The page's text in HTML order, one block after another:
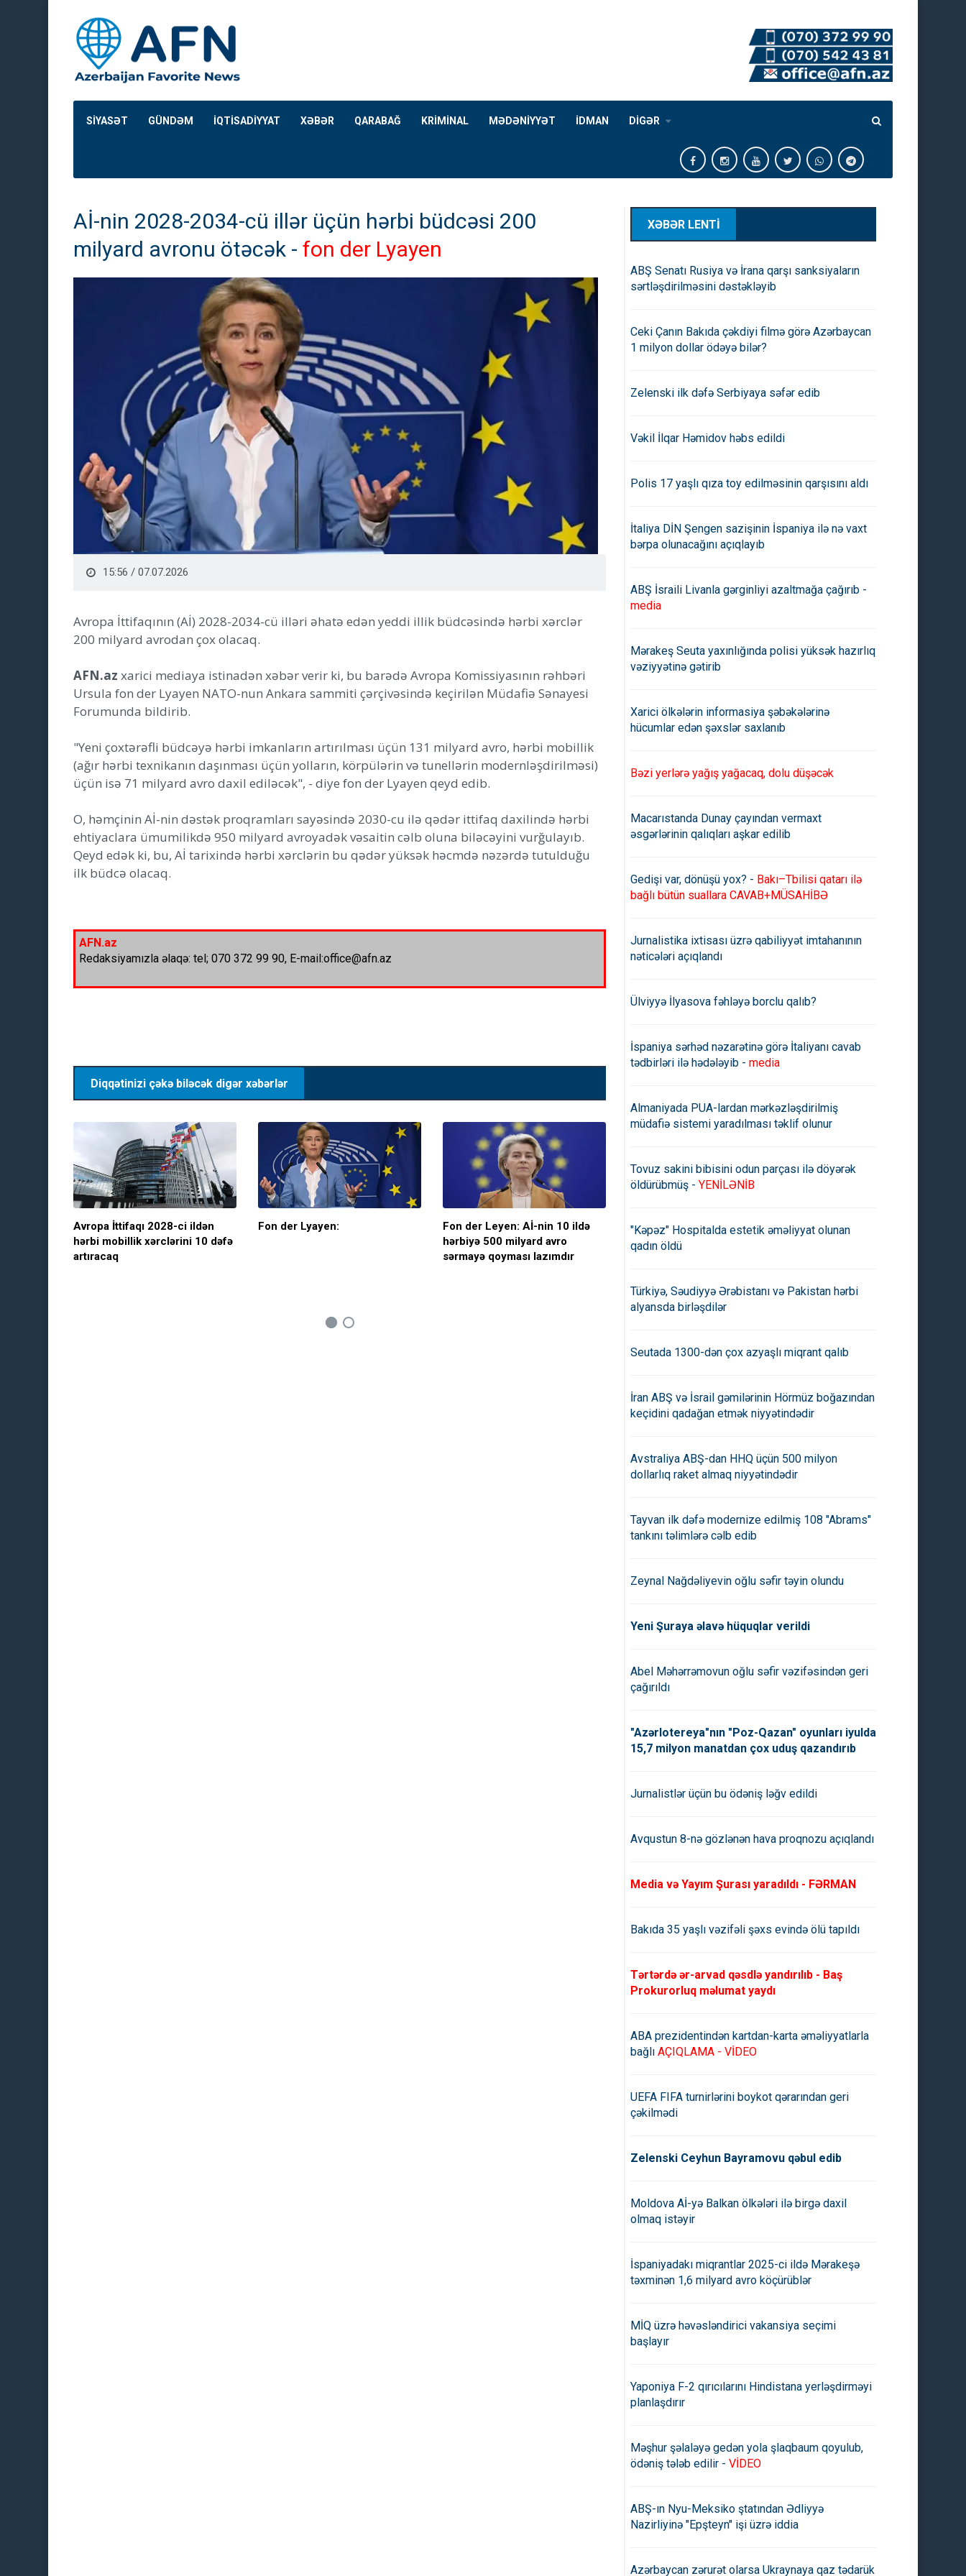
SİYASƏT GÜNDƏM İQTİSADİYYAT XƏBƏR QARABAĞ KRİMİNAL MƏDƏNİYYƏT İDMAN DİGƏR
Aİ-nin 2028-2034-cü illər üçün hərbi büdcəsi 200
milyard avronu ötəcək - fon der Lyayen
15:56 / 07.07.2026
Avropa İttifaqının (Aİ) 2028-2034-cü illəri əhatə edən yeddi illik büdcəsində hərbi xərclər
200 milyard avrodan çox olacaq.
AFN.az xarici mediaya istinadən xəbər verir ki, bu barədə Avropa Komissiyasının rəhbəri
Ursula fon der Lyayen NATO-nun Ankara sammiti çərçivəsində keçirilən Müdafiə Sənayesi
Forumunda bildirib.
"Yeni çoxtərəfli büdcəyə hərbi imkanların artırılması üçün 131 milyard avro, hərbi mobillik
(ağır hərbi texnikanın daşınması üçün yolların, körpülərin və tunellərin modernləşdirilməsi)
üçün isə 71 milyard avro daxil ediləcək", - diye fon der Lyayen qeyd edib.
O, həmçinin Aİ-nin dəstək proqramları sayəsində 2030-cu ilə qədər ittifaq daxilində hərbi
ehtiyaclara ümumilikdə 950 milyard avroyadək vəsaitin cəlb oluna biləcəyini vurğulayıb.
Qeyd edək ki, bu, Aİ tarixində hərbi xərclərin bu qədər yüksək həcmdə nəzərdə tutulduğu
ilk büdcə olacaq.
AFN.az
Redaksiyamızla əlaqə: tel; 070 372 99 90, E-mail:office@afn.az
Diqqətinizi çəkə biləcək digər xəbərlər
Avropa İttifaqı 2028-ci ildən
hərbi mobillik xərclərini 10 dəfə
artıracaq
Fon der Lyayen:
Fon der Leyen: Aİ-nin 10 ildə
hərbiyə 500 milyard avro
sərmayə qoyması lazımdır
Aİ-nin Çinlə ticarət kəsiri rekord
həddə – 360 milyard avroya
çatdıb
Avropa Komissiyası Rusiyanın
XƏBƏR LENTİ
ABŞ Senatı Rusiya və İrana qarşı sanksiyaların
sərtləşdirilməsini dəstəkləyib
Ceki Çanın Bakıda çəkdiyi filmə görə Azərbaycan
1 milyon dollar ödəyə bilər?
Zelenski ilk dəfə Serbiyaya səfər edib
Vəkil İlqar Həmidov həbs edildi
Polis 17 yaşlı qıza toy edilməsinin qarşısını aldı
İtaliya DİN Şengen sazişinin İspaniya ilə nə vaxt
bərpa olunacağını açıqlayıb
ABŞ İsraili Livanla gərginliyi azaltmağa çağırıb -
media
Mərakeş Seuta yaxınlığında polisi yüksək hazırlıq
vəziyyətinə gətirib
Xarici ölkələrin informasiya şəbəkələrinə
hücumlar edən şəxslər saxlanıb
Bəzi yerlərə yağış yağacaq, dolu düşəcək
Macarıstanda Dunay çayından vermaxt
əsgərlərinin qalıqları aşkar edilib
Gedişi var, dönüşü yox? - Bakı–Tbilisi qatarı ilə
bağlı bütün suallara CAVAB+MÜSAHİBƏ
Jurnalistika ixtisası üzrə qabiliyyət imtahanının
nəticələri açıqlandı
Ülviyyə İlyasova fəhləyə borclu qalıb?
İspaniya sərhəd nəzarətinə görə İtaliyanı cavab
tədbirləri ilə hədələyib - media
Almaniyada PUA-lardan mərkəzləşdirilmiş
müdafiə sistemi yaradılması təklif olunur
Tovuz sakini bibisini odun parçası ilə döyərək
öldürübmüş - YENİLƏNİB
"Kəpəz" Hospitalda estetik əməliyyat olunan
qadın öldü
Türkiyə, Səudiyyə Ərəbistanı və Pakistan hərbi
alyansda birləşdilər
Seutada 1300-dən çox azyaşlı miqrant qalıb
İran ABŞ və İsrail gəmilərinin Hörmüz boğazından
keçidini qadağan etmək niyyətindədir
Avstraliya ABŞ-dan HHQ üçün 500 milyon
dollarlıq raket almaq niyyətindədir
Tayvan ilk dəfə modernize edilmiş 108 "Abrams"
tankını təlimlərə cəlb edib
Zeynal Nağdəliyevin oğlu səfir təyin olundu
Yeni Şuraya əlavə hüquqlar verildi
Abel Məhərrəmovun oğlu səfir vəzifəsindən geri
çağırıldı
"Azərlotereya"nın "Poz-Qazan" oyunları iyulda
15,7 milyon manatdan çox uduş qazandırıb
Jurnalistlər üçün bu ödəniş ləğv edildi
Avqustun 8-nə gözlənən hava proqnozu açıqlandı
Media və Yayım Şurası yaradıldı - FƏRMAN
Bakıda 35 yaşlı vəzifəli şəxs evində ölü tapıldı
Tərtərdə ər-arvad qəsdlə yandırılıb - Baş
Prokurorluq məlumat yaydı
ABA prezidentindən kartdan-karta əməliyyatlarla
bağlı AÇIQLAMA - VİDEO
UEFA FIFA turnirlərini boykot qərarından geri
çəkilmədi
Zelenski Ceyhun Bayramovu qəbul edib
Moldova Aİ-yə Balkan ölkələri ilə birgə daxil
olmaq istəyir
İspaniyadakı miqrantlar 2025-ci ildə Mərakeşə
təxminən 1,6 milyard avro köçürüblər
MİQ üzrə həvəsləndirici vakansiya seçimi
başlayır
Yaponiya F-2 qırıcılarını Hindistana yerləşdirməyi
planlaşdırır
Məşhur şəlaləyə gedən yola şlaqbaum qoyulub,
ödəniş tələb edilir - VİDEO
ABŞ-ın Nyu-Meksiko ştatından Ədliyyə
Nazirliyinə "Epşteyn" işi üzrə iddia
Azərbaycan zərurət olarsa Ukraynaya qaz tədarük